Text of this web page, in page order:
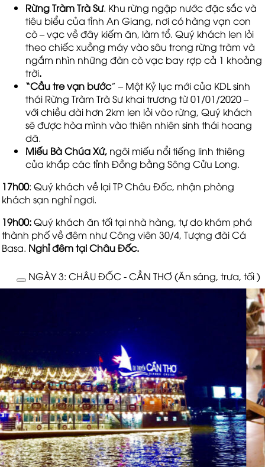
Rừng Tràm Trà Sư. Khu rừng ngập nước đặc sắc và
tiêu biểu của tỉnh An Giang, nơi có hàng vạn con
cò – vạc về đây kiếm ăn, làm tổ. Quý khách len lỏi
theo chiếc xuồng máy vào sâu trong rừng tràm và
ngắm nhìn những đàn cò vạc bay rợp cả 1 khoảng
trời.
“Cầu tre vạn bước” – Một Kỷ lục mới của KDL sinh
thái Rừng Tràm Trà Sư khai trương từ 01/01/2020 –
với chiều dài hơn 2km len lỏi vào rừng, Quý khách
sẽ được hòa mình vào thiên nhiên sinh thái hoang
dã.
Miếu Bà Chúa Xứ, ngôi miếu nổi tiếng linh thiêng
của khắp các tỉnh Đồng bằng Sông Cửu Long.
17h00: Quý khách về lại TP Châu Đốc, nhận phòng
khách sạn nghỉ ngơi.
19h00:Quý khách ăn tối tại nhà hàng, tự do khám phá
thành phố về đêm như Công viên 30/4, Tượng đài Cá
Basa. Nghỉ đêm tại Châu Đốc.
NGÀY 3: CHÂU ĐỐC - CẦN THƠ (Ăn sáng, trưa, tối )